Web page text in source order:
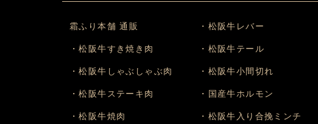
霜ふり本舗 通販
・松阪牛すき焼き肉
・松阪牛しゃぶしゃぶ肉
・松阪牛ステーキ肉
・松阪牛焼肉
・松阪牛レバー
・松阪牛テール
・松阪牛小間切れ
・国産牛ホルモン
・松阪牛入り合挽ミンチ